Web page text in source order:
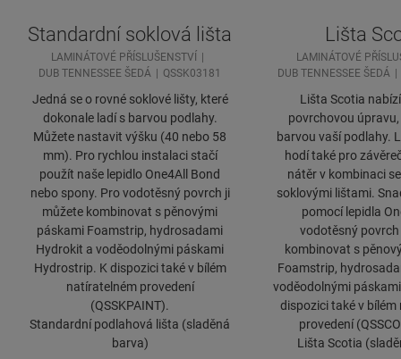
Standardní soklová lišta
LAMINÁTOVÉ PŘÍSLUŠENSTVÍ
DUB TENNESSEE ŠEDÁ
QSSK03181
Jedná se o rovné soklové lišty, které
dokonale ladí s barvou podlahy.
Můžete nastavit výšku (40 nebo 58
mm). Pro rychlou instalaci stačí
použít naše lepidlo One4All Bond
nebo spony. Pro vodotěsný povrch ji
můžete kombinovat s pěnovými
páskami Foamstrip, hydrosadami
Hydrokit a voděodolnými páskami
Hydrostrip. K dispozici také v bílém
natíratelném provedení
(QSSKPAINT).
Standardní podlahová lišta (sladěná
barva)
Lišta
LAMINÁTOVÉ
DUB TENNESSEE ŠEDÁ
Lišta Scotia
povrchovou
barvou vaší podlahy.
hodí také pro
nátěr v kombinaci
soklovými lištami.
pomocí lepidla
vodotěsný povrch
kombinovat s
Foamstrip,
voděodolnými
dispozici také v
provedení
Lišta Scotia